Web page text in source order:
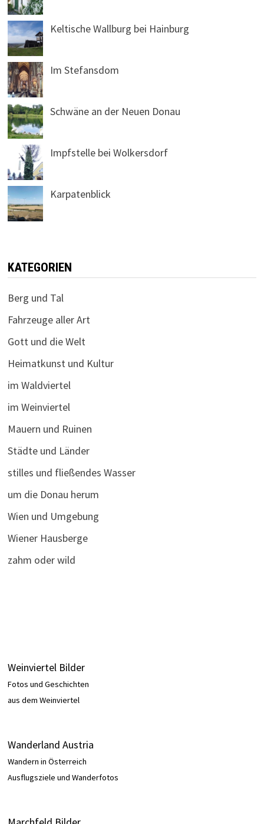
Keltische Wallburg bei Hainburg
Im Stefansdom
Schwäne an der Neuen Donau
Impfstelle bei Wolkersdorf
Karpatenblick
KATEGORIEN
Berg und Tal
Fahrzeuge aller Art
Gott und die Welt
Heimatkunst und Kultur
im Waldviertel
im Weinviertel
Mauern und Ruinen
Städte und Länder
stilles und fließendes Wasser
um die Donau herum
Wien und Umgebung
Wiener Hausberge
zahm oder wild
Weinviertel Bilder
Fotos und Geschichten
aus dem Weinviertel
Wanderland Austria
Wandern in Österreich
Ausflugsziele und Wanderfotos